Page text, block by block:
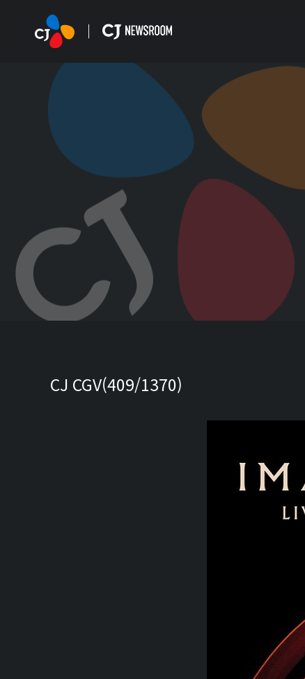
CJ CGV(409/1370)